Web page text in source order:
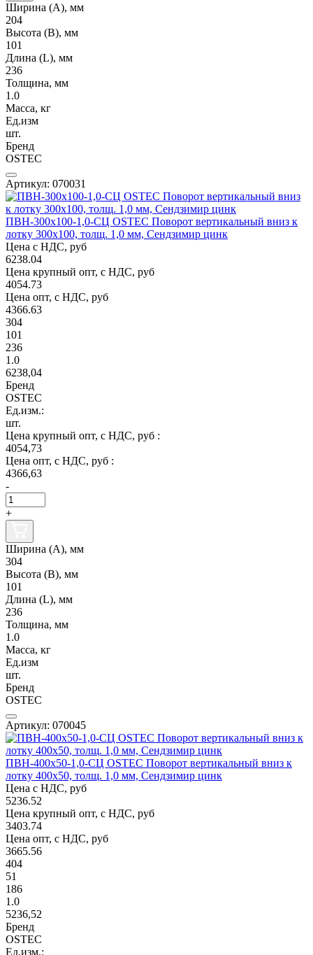
Ширина (А), мм
204
Высота (В), мм
101
Длина (L), мм
236
Толщина, мм
1.0
Масса, кг
Ед.изм
шт.
Бренд
OSTEC
Артикул: 070031
ПВН-300х100-1,0-СЦ OSTEC Поворот вертикальный вниз к
лотку 300х100, толщ. 1,0 мм, Сендзимир цинк
Цена с НДС, руб
6238.04
Цена крупный опт, с НДС, руб
4054.73
Цена опт, с НДС, руб
4366.63
304
101
236
1.0
6238,04
Бренд
OSTEC
Ед.изм.:
шт.
Цена крупный опт, с НДС, руб :
4054,73
Цена опт, с НДС, руб :
4366,63
-
+
Ширина (А), мм
304
Высота (В), мм
101
Длина (L), мм
236
Толщина, мм
1.0
Масса, кг
Ед.изм
шт.
Бренд
OSTEC
Артикул: 070045
ПВН-400х50-1,0-СЦ OSTEC Поворот вертикальный вниз к
лотку 400х50, толщ. 1,0 мм, Сендзимир цинк
Цена с НДС, руб
5236.52
Цена крупный опт, с НДС, руб
3403.74
Цена опт, с НДС, руб
3665.56
404
51
186
1.0
5236,52
Бренд
OSTEC
Ед.изм.: